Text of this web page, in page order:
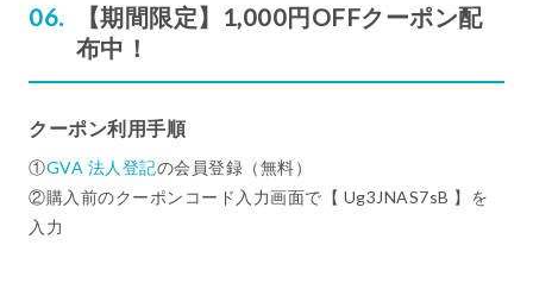
【期間限定】1,000円OFFクーポン配
布中！
クーポン利用手順
①GVA 法人登記の会員登録（無料）
②購入前のクーポンコード入力画面で【 Ug3JNAS7sB 】を
入力